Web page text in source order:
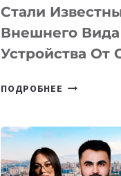
Стали
Внешнего
Устройства От
ПОДРОБНЕЕ СТАЛИ
ВНЕШНЕГО
ВИДА
НОВОГО